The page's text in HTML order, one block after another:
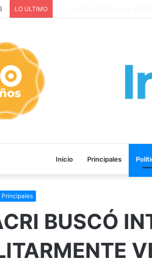
LO ULTIMO
Inicio Principales
Principales
BUSCÓ